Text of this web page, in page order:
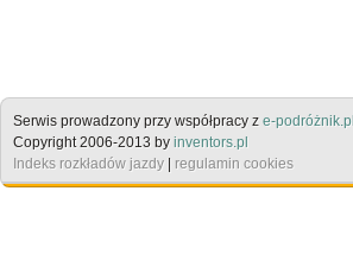
Serwis prowadzony przy współpracy z e-podróżnik.pl
Copyright 2006-2013 by inventors.pl
Indeks rozkładów jazdy
regulamin cookies